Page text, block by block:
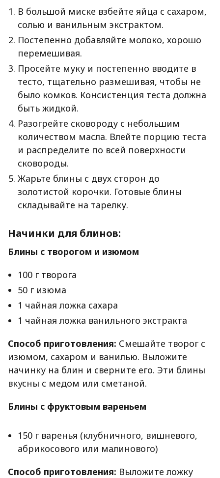
В большой миске взбейте яйца с сахаром,
солью и ванильным экстрактом.
Постепенно добавляйте молоко, хорошо
перемешивая.
Просейте муку и постепенно вводите в
тесто, тщательно размешивая, чтобы не
было комков. Консистенция теста должна
быть жидкой.
Разогрейте сковороду с небольшим
количеством масла. Влейте порцию теста
и распределите по всей поверхности
сковороды.
Жарьте блины с двух сторон до
золотистой корочки. Готовые блины
складывайте на тарелку.
Начинки для блинов:
Блины с творогом и изюмом
100 г творога
50 г изюма
1 чайная ложка сахара
1 чайная ложка ванильного экстракта
Способ приготовления: Смешайте творог с
изюмом, сахаром и ванилью. Выложите
начинку на блин и сверните его. Эти блины
вкусны с медом или сметаной.
Блины с фруктовым вареньем
150 г варенья (клубничного, вишневого,
абрикосового или малинового)
Способ приготовления: Выложите ложку